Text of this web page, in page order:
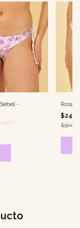
-
OFF
Rosa
$30.000